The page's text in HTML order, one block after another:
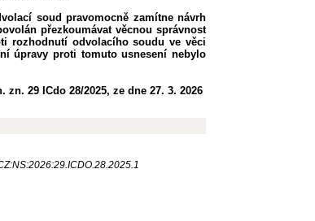
soud pravomocně zamítne návrh
přezkoumávat věcnou správnost
rozhodnutí odvolacího soudu ve věci
úpravy proti tomuto usnesení nebylo
29 ICdo 28/2025, ze dne 27. 3. 2026